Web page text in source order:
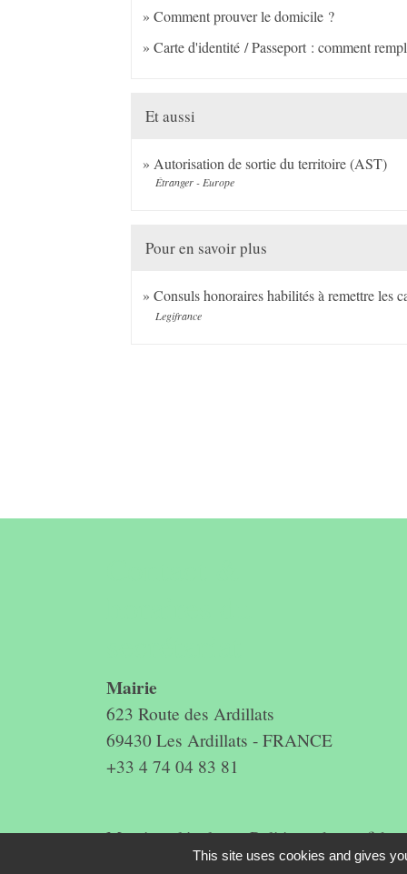
Comment prouver le domicile ?
Carte d'identité / Passeport : comment
Et aussi
Autorisation de sortie du territoire (AST)
Étranger - Europe
Pour en savoir plus
Consuls honoraires habilités à remettre les
Legifrance
Mairie
623 Route des Ardillats
69430 Les Ardillats - FRANCE
+33 4 74 04 83 81
Mentions légales - Politique de
This site uses cookies and gives